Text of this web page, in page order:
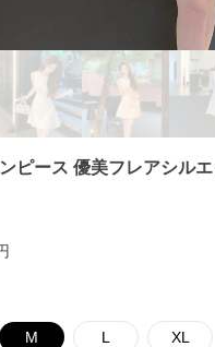
ピース 優美フレアシル
M L XL